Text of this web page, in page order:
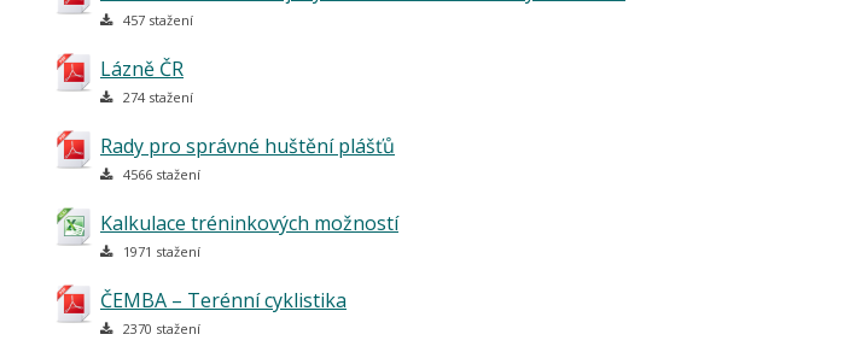
457 stažení
Lázně ČR
274 stažení
Rady pro správné huštění plášťů
4566 stažení
Kalkulace tréninkových možností
1971 stažení
ČEMBA – Terénní cyklistika
2370 stažení